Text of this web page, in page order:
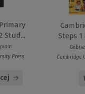
Stud...
Press
Steps 1
Cambridge